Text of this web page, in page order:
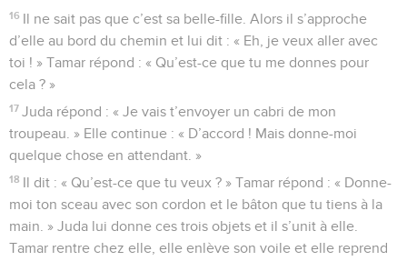
16 Il ne sait pas que c’est sa belle-fille. Alors il s’approche
d’elle au bord du chemin et lui dit : « Eh, je veux aller avec
toi ! » Tamar répond : « Qu’est-ce que tu me donnes pour
cela ? »
17 Juda répond : « Je vais t’envoyer un cabri de mon
troupeau. » Elle continue : « D’accord ! Mais donne-moi
quelque chose en attendant. »
18 Il dit : « Qu’est-ce que tu veux ? » Tamar répond : « Donne-
moi ton sceau avec son cordon et le bâton que tu tiens à la
main. » Juda lui donne ces trois objets et il s’unit à elle.
Tamar rentre chez elle, elle enlève son voile et elle reprend